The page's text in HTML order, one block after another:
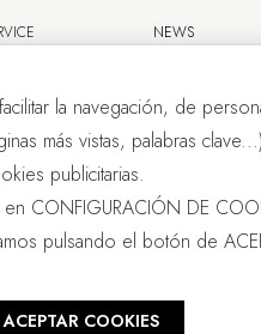
NEWS
la navegación, de
más vistas, palabras
publicitarias.
CONFIGURACIÓN DE
pulsando el botón de
ACEPTAR COOKIES